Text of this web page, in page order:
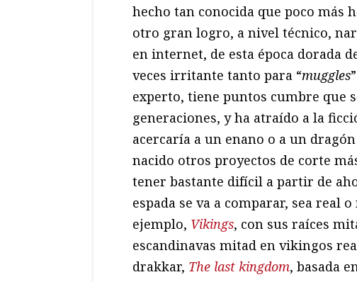
hecho tan conocida que poco más
otro gran logro, a nivel técnico,
en internet, de esta época dorada
veces irritante tanto para “muggles
experto, tiene puntos cumbre que
generaciones, y ha atraído a la
acercaría a un enano o a un
nacido otros proyectos de corte
tener bastante difícil a partir de
espada se va a comparar, sea real
ejemplo, Vikings, con sus raíces
escandinavas mitad en vikingos
drakkar, The last kingdom, basada